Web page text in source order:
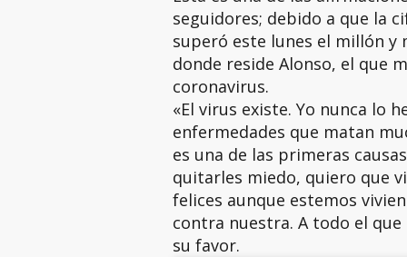
seguidores; debido a que la
superó este lunes el millón y
donde reside Alonso, el que
coronavirus.
«El virus existe. Yo nunca lo
enfermedades que matan
es una de las primeras
quitarles miedo, quiero que
felices aunque estemos
contra nuestra. A todo el
su favor.